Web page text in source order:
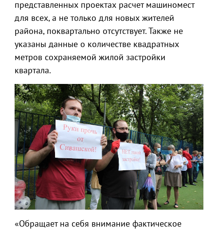
представленных проектах расчет машиномест
для всех, а не только для новых жителей
района, поквартально отсутствует. Также не
указаны данные о количестве квадратных
метров сохраняемой жилой застройки
квартала.
«Обращает на себя внимание фактическое